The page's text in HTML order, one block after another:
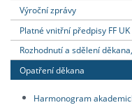
Výroční zprávy
Platné vnitřní předpisy FF UK
Rozhodnutí a sdělení
Opatření děkana
Harmonogram